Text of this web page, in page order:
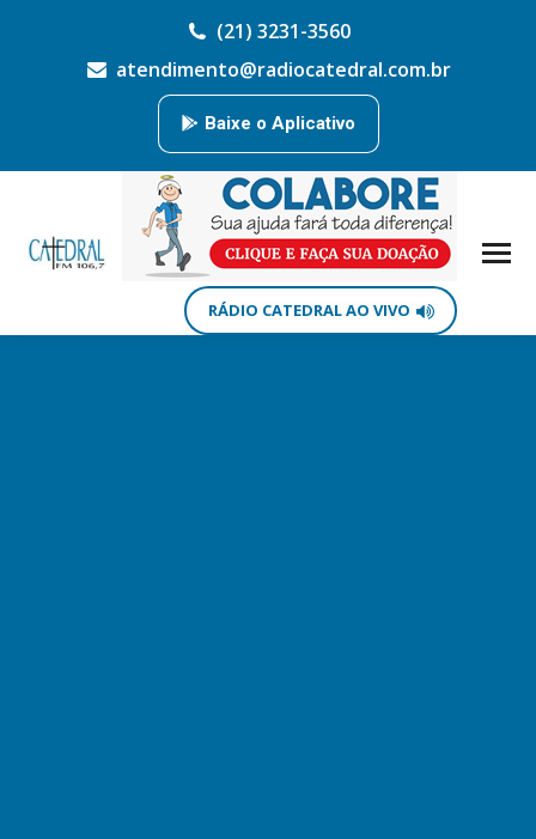
(21) 3231-3560
atendimento@radiocatedral.com.br
Baixe o Aplicativo
RÁDIO CATEDRAL AO VIVO